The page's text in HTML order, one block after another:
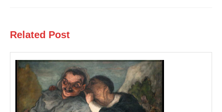
Related Post